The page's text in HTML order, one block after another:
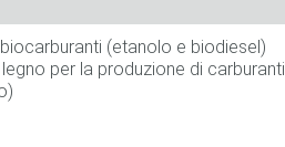
(etanolo e biodiesel)
per la produzione di carburanti